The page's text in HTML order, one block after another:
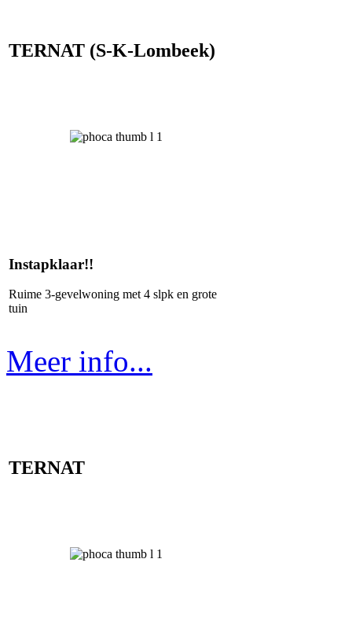
TERNAT (S-K-Lombeek)
Instapklaar!!
Ruime 3-gevelwoning met 4 slpk en grote
tuin
Meer info...
TERNAT